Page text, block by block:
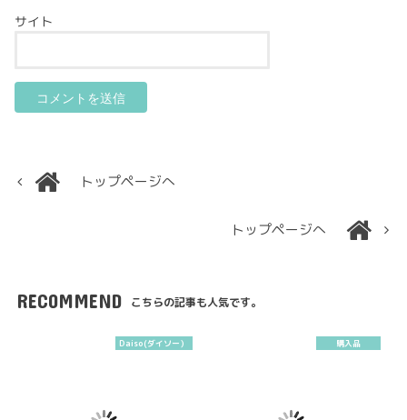
サイト
トップページへ
トップページへ
RECOMMEND こちらの記事も人気です。
Daiso(ダイソー） 購入品